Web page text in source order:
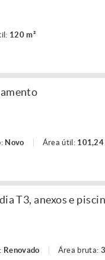
120 m²
Novo Área útil: 101,24
T3, anexos e
Renovado Área bruta: